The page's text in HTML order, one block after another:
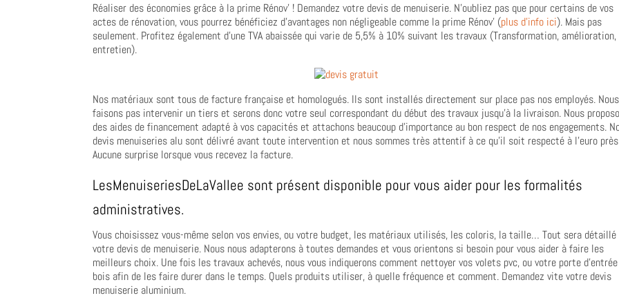
Réaliser des économies grâce à la prime Rénov’ ! Demandez votre devis de menuiserie. N’oubliez pas que pour certains de vos
actes de rénovation, vous pourrez bénéficiez d’avantages non négligeable comme la prime Rénov’ (plus d’info ici). Mais pas
seulement. Profitez également d’une TVA abaissée qui varie de 5,5% à 10% suivant les travaux (Transformation, amélioration,
entretien).
Nos matériaux sont tous de facture française et homologués. Ils sont installés directement sur place pas nos employés.
faisons pas intervenir un tiers et serons donc votre seul correspondant du début des travaux jusqu’à la livraison. Nous
des aides de financement adapté à vos capacités et attachons beaucoup d’importance au bon respect de nos engagements.
devis menuiseries alu sont délivré avant toute intervention et nous sommes très attentif à ce qu’il soit respecté à l’euro
Aucune surprise lorsque vous recevez la facture.
LesMenuiseriesDeLaVallee sont présent disponible pour vous aider pour les formalités
administratives.
Vous choisissez vous-même selon vos envies, ou votre budget, les matériaux utilisés, les coloris, la taille… Tout sera détaillé
votre devis de menuiserie. Nous nous adapterons à toutes demandes et vous orientons si besoin pour vous aider à faire les
meilleurs choix. Une fois les travaux achevés, nous vous indiquerons comment nettoyer vos volets pvc, ou votre porte
bois afin de les faire durer dans le temps. Quels produits utiliser, à quelle fréquence et comment. Demandez vite votre devis
menuiserie aluminium.